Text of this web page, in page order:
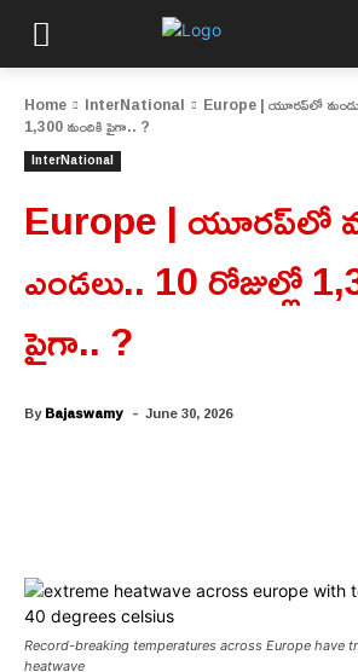
Home InterNational Europe | యూరప్‌లో
1,300 మందికి పైగా.. ?
InterNational
Europe | యూరప్‌లో
ఎండలు.. 10 రోజుల్లో
పైగా.. ?
ByBajaswamy - June 30, 2026
Record-breaking temperatures across Europe have
heatwave